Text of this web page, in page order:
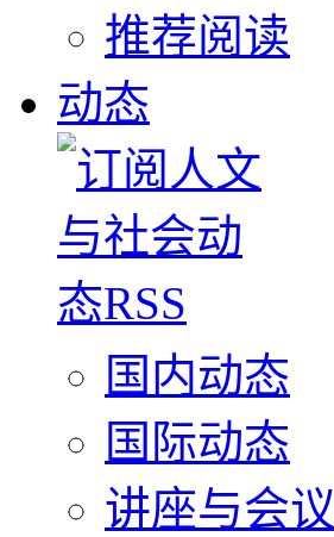
推荐阅读
动态
国内动态
国际动态
讲座与会议